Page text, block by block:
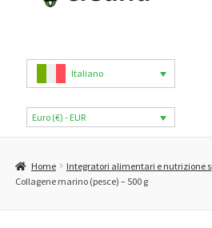
Categorie di prodotti
Marchi
B2B
Italiano
Euro (€) - EUR
Home Integratori alimentari e nutrizione
Collagene marino (pesce) – 500 g